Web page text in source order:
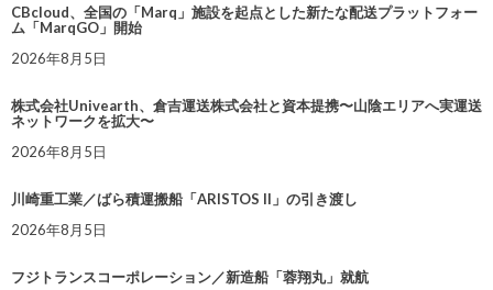
CBcloud、全国の「Marq」施設を起点とした新たな配送プラットフォー
ム「MarqGO」開始
2026年8月5日
株式会社Univearth、倉吉運送株式会社と資本提携〜山陰エリアへ実運送
ネットワークを拡大〜
2026年8月5日
川崎重工業／ばら積運搬船「ARISTOS II」の引き渡し
2026年8月5日
フジトランスコーポレーション／新造船「蓉翔丸」就航